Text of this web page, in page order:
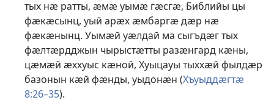
тых нӕ ратты, ӕмӕ уымӕ гӕсгӕ, Библийы цы
фӕкӕсынц, уый арӕх ӕмбаргӕ дӕр нӕ
фӕкӕнынц. Уымӕй уӕлдай ма сыгъдӕг тых
фӕлтӕрдджын чырыстӕтты разӕнгард кӕны,
цӕмӕй ӕххуыс кӕной, Хуыцауы тыххӕй фылдӕр
базонын кӕй фӕнды, уыдонӕн (Хъуыддӕгтӕ
8:26–35).